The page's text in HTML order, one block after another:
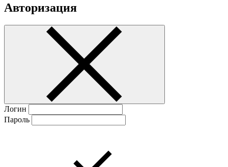
Авторизация
Логин
Пароль